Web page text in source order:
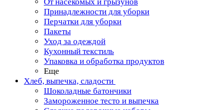
Принадлежности для уборки
Перчатки для уборки
Пакеты
Уход за одеждой
Кухонный текстиль
Упаковка и обработка продуктов
Еще
Хлеб, выпечка, сладости
Шоколадные батончики
Замороженное тесто и выпечка